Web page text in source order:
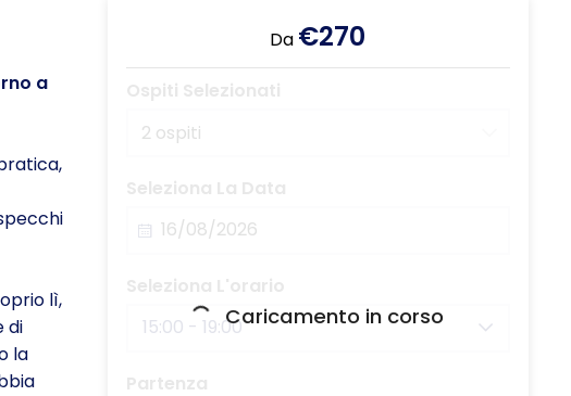
a
lì,
di
la
Da €270
Caricamento in corso
2 ospiti
15:00 - 19:00